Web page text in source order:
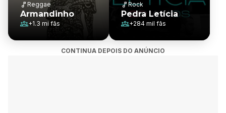
Reggae
Armandinho
+1.3 mifãs
Rock
Pedra Letícia
+284 mil fãs
CONTINUA DEPOIS DO ANÚNCIO